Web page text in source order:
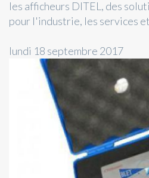
les afficheurs DITEL, des
pour l'industrie, les services
lundi 18 septembre 2017